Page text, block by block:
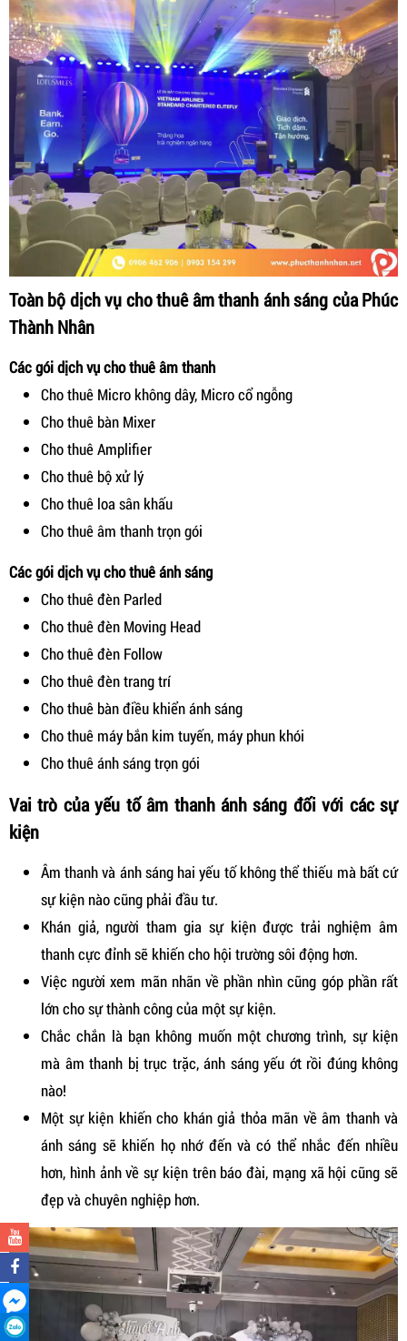
Toàn bộ dịch vụ cho thuê âm thanh ánh sáng của Phúc
Thành Nhân
Các gói dịch vụ cho thuê âm thanh
Cho thuê Micro không dây, Micro cổ ngỗng
Cho thuê bàn Mixer
Cho thuê Amplifier
Cho thuê bộ xử lý
Cho thuê loa sân khấu
Cho thuê âm thanh trọn gói
Các gói dịch vụ cho thuê ánh sáng
Cho thuê đèn Parled
Cho thuê đèn Moving Head
Cho thuê đèn Follow
Cho thuê đèn trang trí
Cho thuê bàn điều khiển ánh sáng
Cho thuê máy bắn kim tuyến, máy phun khói
Cho thuê ánh sáng trọn gói
Vai trò của yếu tố âm thanh ánh sáng đối với các sự
kiện
Âm thanh và ánh sáng hai yếu tố không thể thiếu mà bất cứ
sự kiện nào cũng phải đầu tư.
Khán giả, người tham gia sự kiện được trải nghiệm âm
thanh cực đỉnh sẽ khiến cho hội trường sôi động hơn.
Việc người xem mãn nhãn về phần nhìn cũng góp phần rất
lớn cho sự thành công của một sự kiện.
Chắc chắn là bạn không muốn một chương trình, sự kiện
mà âm thanh bị trục trặc, ánh sáng yếu ớt rồi đúng không
nào!
Một sự kiện khiến cho khán giả thỏa mãn về âm thanh và
ánh sáng sẽ khiến họ nhớ đến và có thể nhắc đến nhiều
hơn, hình ảnh về sự kiện trên báo đài, mạng xã hội cũng sẽ
đẹp và chuyên nghiệp hơn.